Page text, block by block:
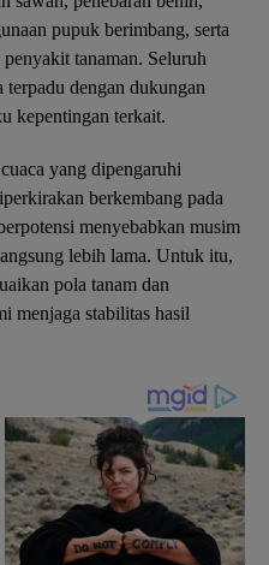
pupuk berimbang, serta
tanaman. Seluruh
terpadu dengan dukungan
kepentingan terkait.
yang dipengaruhi
berkembang pada
menyebabkan musim
lebih lama. Untuk itu,
pola tanam dan
menjaga stabilitas hasil